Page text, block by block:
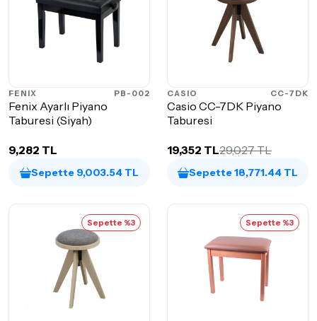
FENIX PB-002
Fenix Ayarlı Piyano
Taburesi (Siyah)
9,282 TL
Sepette 9,003.54 TL
CASIO CC-7DK
Casio CC-7DK Piyano
Taburesi
19,352 TL29,027 TL
Sepette 18,771.44 TL
Sepette %3 Sepette %3